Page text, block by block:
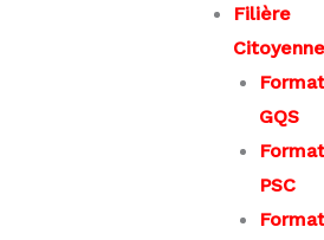
Filière
GQS
PSC